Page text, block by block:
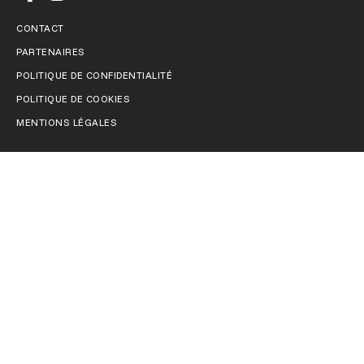
CONTACT
PARTENAIRES
POLITIQUE DE CONFIDENTIALITÉ
POLITIQUE DE COOKIES
MENTIONS LÉGALES